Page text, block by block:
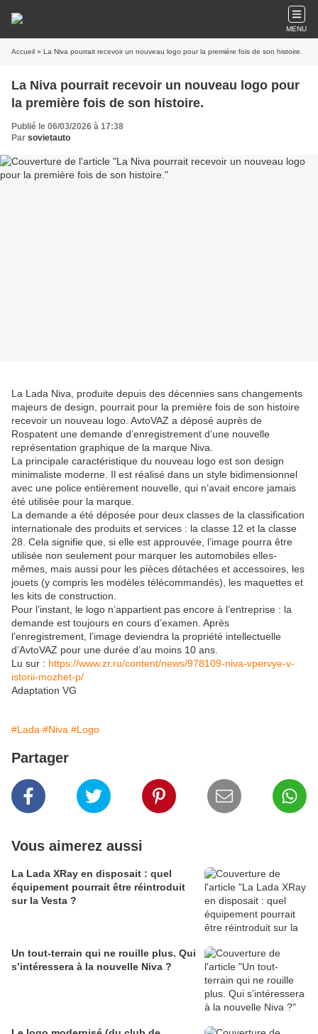
MENU
Accueil » La Niva pourrait recevoir un nouveau logo pour la première fois de son histoire.
La Niva pourrait recevoir un nouveau logo pour
la première fois de son histoire.
Publié le 06/03/2026 à 17:38
Par sovietauto
La Lada Niva, produite depuis des décennies sans changements
majeurs de design, pourrait pour la première fois de son histoire
recevoir un nouveau logo. AvtoVAZ a déposé auprès de
Rospatent une demande d’enregistrement d’une nouvelle
représentation graphique de la marque Niva.
La principale caractéristique du nouveau logo est son design
minimaliste moderne. Il est réalisé dans un style bidimensionnel
avec une police entièrement nouvelle, qui n’avait encore jamais
été utilisée pour la marque.
La demande a été déposée pour deux classes de la classification
internationale des produits et services : la classe 12 et la classe
28. Cela signifie que, si elle est approuvée, l’image pourra être
utilisée non seulement pour marquer les automobiles elles-
mêmes, mais aussi pour les pièces détachées et accessoires, les
jouets (y compris les modèles télécommandés), les maquettes et
les kits de construction.
Pour l’instant, le logo n’appartient pas encore à l’entreprise : la
demande est toujours en cours d’examen. Après
l’enregistrement, l’image deviendra la propriété intellectuelle
d’AvtoVAZ pour une durée d’au moins 10 ans.
Lu sur : https://www.zr.ru/content/news/978109-niva-vpervye-v-
istorii-mozhet-p/
Adaptation VG
#Lada #Niva #Logo
Partager
Vous aimerez aussi
La Lada XRay en disposait : quel
équipement pourrait être réintroduit
sur la Vesta ?
Un tout-terrain qui ne rouille plus. Qui
s’intéressera à la nouvelle Niva ?